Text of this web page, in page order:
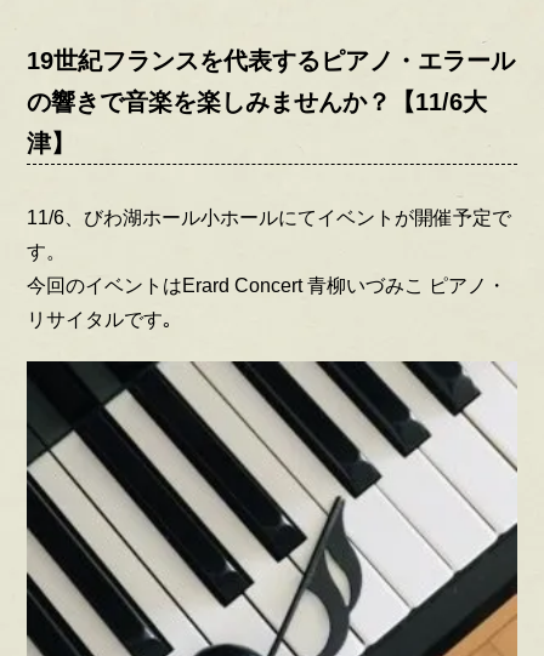
19世紀フランスを代表するピアノ・エラール
の響きで音楽を楽しみませんか？【11/6大
津】
11/6、びわ湖ホール小ホールにてイベントが開催予定で
す。
今回のイベントはErard Concert 青柳いづみこ ピアノ・
リサイタルです｡